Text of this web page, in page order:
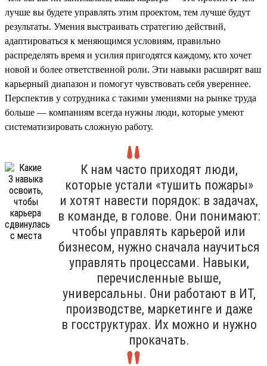
лучше вы будете управлять этим проектом, тем лучше будут
результаты. Умения выстраивать стратегию действий,
адаптироваться к меняющимся условиям, правильно
распределять время и усилия пригодятся каждому, кто хочет
новой и более ответственной роли. Эти навыки расширят ваш
карьерный диапазон и помогут чувствовать себя увереннее.
Перспектив у сотрудника с такими умениями на рынке труда
больше — компаниям всегда нужны люди, которые умеют
систематизировать сложную работу.
К нам часто приходят люди,
которые устали «тушить пожары»
и хотят навести порядок: в задачах,
в команде, в голове. Они понимают:
чтобы управлять карьерой или
бизнесом, нужно сначала научиться
управлять процессами. Навыки,
перечисленные выше,
универсальны. Они работают в ИТ,
производстве, маркетинге и даже
в госструктурах. Их можно и нужно
прокачать.